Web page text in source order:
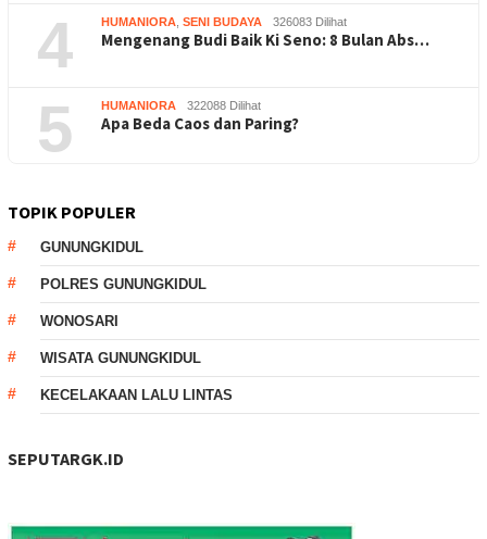
4 HUMANIORA SENI BUDAYA 326083 Dilihat
Mengenang Budi Baik Ki Seno: 8 Bulan Abs…
5 HUMANIORA 322088 Dilihat
Apa Beda Caos dan Paring?
TOPIK POPULER
GUNUNGKIDUL
POLRES GUNUNGKIDUL
WONOSARI
WISATA GUNUNGKIDUL
KECELAKAAN LALU LINTAS
SEPUTARGK.ID